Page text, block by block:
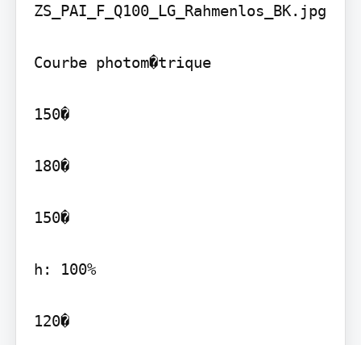
ZS_PAI_F_Q100_LG_Rahmenlos_BK.jpg
Courbe photom�trique
150�
180�
150�
h: 100%
120�